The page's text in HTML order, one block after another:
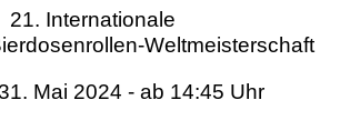
21. Internationale
Weltmeisterschaft
Mai 2024 - ab 14:45 Uhr